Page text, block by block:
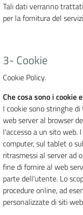
Tali dati verranno
per la fornitura del
3- Cookie
Cookie Policy.
Che cosa sono i cookie
I cookie sono stringhe
web server al browser
l'accesso a un sito web.
computer, sul tablet o
ritrasmessi al server ad
fine di fornire al web
parte dell'utente. Lo
procedure online, ad
personalizzate di siti